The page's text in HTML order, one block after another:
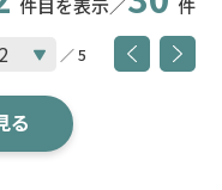
件目を表示／ 件
／ 5
る